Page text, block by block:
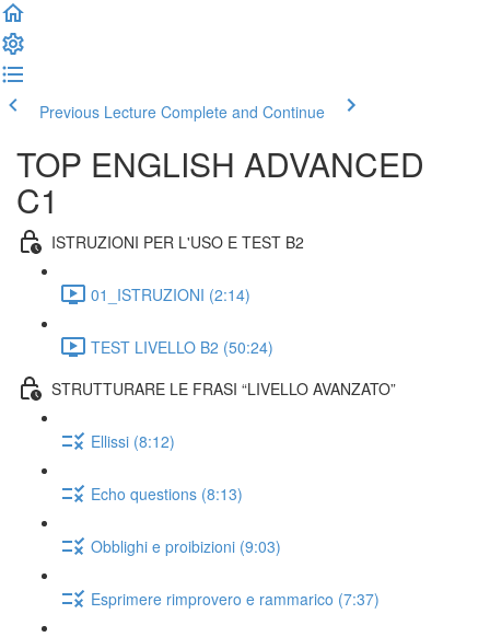
Previous Lecture Complete and Continue
TOP ENGLISH ADVANCED
C1
ISTRUZIONI PER L'USO E TEST B2
01_ISTRUZIONI (2:14)
TEST LIVELLO B2 (50:24)
STRUTTURARE LE FRASI “LIVELLO AVANZATO”
Ellissi (8:12)
Echo questions (8:13)
Obblighi e proibizioni (9:03)
Esprimere rimprovero e rammarico (7:37)